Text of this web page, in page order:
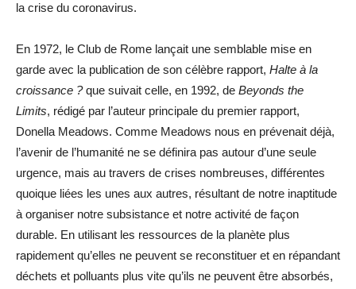
la crise du coronavirus.
En 1972, le Club de Rome lançait une semblable mise en
garde avec la publication de son célèbre rapport, Halte à la
croissance ?que suivait celle, en 1992, de Beyonds the
Limits, rédigé par l’auteur principale du premier rapport,
Donella Meadows. Comme Meadows nous en prévenait déjà,
l’avenir de l’humanité ne se définira pas autour d’une seule
urgence, mais au travers de crises nombreuses, différentes
quoique liées les unes aux autres, résultant de notre inaptitude
à organiser notre subsistance et notre activité de façon
durable. En utilisant les ressources de la planète plus
rapidement qu’elles ne peuvent se reconstituer et en répandant
déchets et polluants plus vite qu’ils ne peuvent être absorbés,